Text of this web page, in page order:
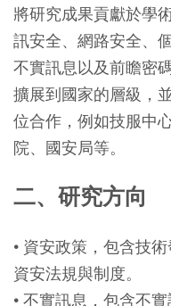
將研究成果貢獻於學
訊安全、網路安全、
不實訊息以及前瞻密
擴展到國家的層級，
位合作，例如技服中
院、國安局等。
二、研究方向
• 資安政策，包含技
資安法規與制度。
• 不實訊息，包含不